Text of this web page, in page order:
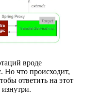
вроде
. Но что происходит,
ответить на этот